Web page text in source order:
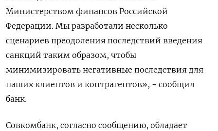
Министерством финансов Российской
Федерации. Мы разработали несколько
сценариев преодоления последствий введения
санкций таким образом, чтобы
минимизировать негативные последствия для
наших клиентов и контрагентов», - сообщил
банк.
Совкомбанк, согласно сообщению, обладает